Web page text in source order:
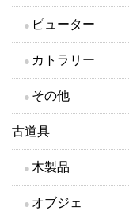
ピューター
カトラリー
その他
古道具
木製品
オブジェ